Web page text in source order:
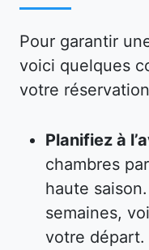
Pour garantir
voici quelques
votre
Planifiez à
chambres
haute
semaines,
votre départ.